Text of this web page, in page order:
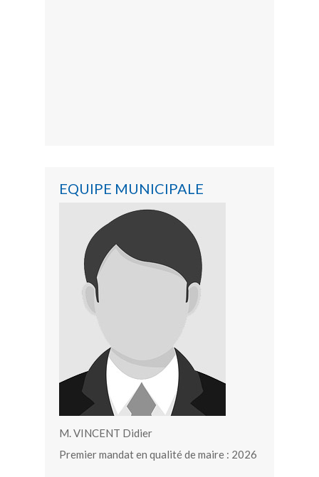
EQUIPE MUNICIPALE
M. VINCENT Didier
Premier mandat en qualité de maire : 2026